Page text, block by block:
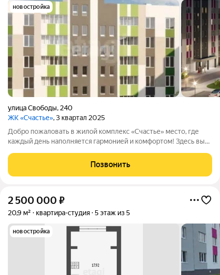
новостройка
улица Свободы, 240
ЖК «Счастье», 3 квартал 2025
Добро пожаловать в жилой комплекс «Счастье» место, где
каждый день наполняется гармонией и комфортом! Здесь вы
для вашей семьи. Представьте себе закрытый от автомобилей
двор, где ваши дети
Позвонить
2 500 000 ₽
20,9 м² квартира-студия 5 этаж из 5
новостройка